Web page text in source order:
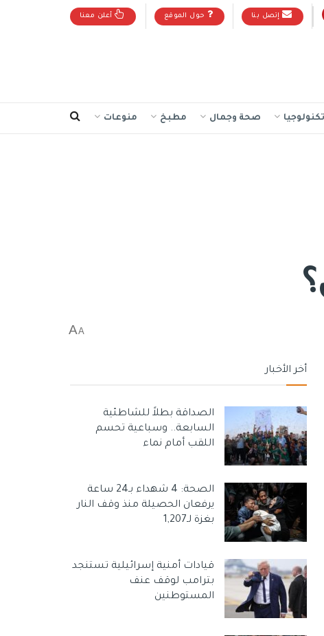
إتصل بنا حول الموقع أعلن معنا
تكنولوجيا صحة وجمال مطبخ منوعات
A
A
أخر الأخبار
الصداقة بطلاً للشاطئية
السابعة.. وسباعية تحسم
اللقب أمام نماء
الصحة: 4 شهداء بـ24 ساعة
يرفعان الحصيلة منذ وقف النار
بغزة لـ1,207
قيادات أمنية إسرائيلية تستنجد
بترامب لوقف عنف
المستوطنين